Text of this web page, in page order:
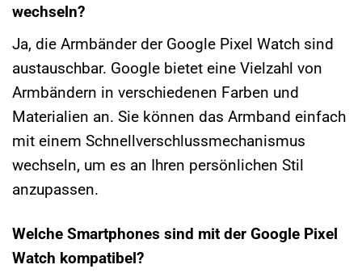
wechseln?
Ja, die Armbänder der Google Pixel Watch sind
austauschbar. Google bietet eine Vielzahl von
Armbändern in verschiedenen Farben und
Materialien an. Sie können das Armband einfach
mit einem Schnellverschlussmechanismus
wechseln, um es an Ihren persönlichen Stil
anzupassen.
Welche Smartphones sind mit der Google Pixel
Watch kompatibel?